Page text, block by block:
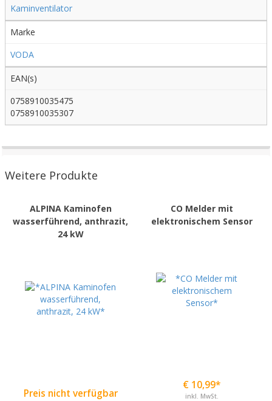
Kaminventilator
Marke
VODA
EAN(s)
0758910035475
0758910035307
Weitere Produkte
ALPINA Kaminofen
wasserführend, anthrazit,
24 kW
Preis nicht verfügbar
CO Melder mit
elektronischem Sensor
€ 10,99*
inkl. MwSt.